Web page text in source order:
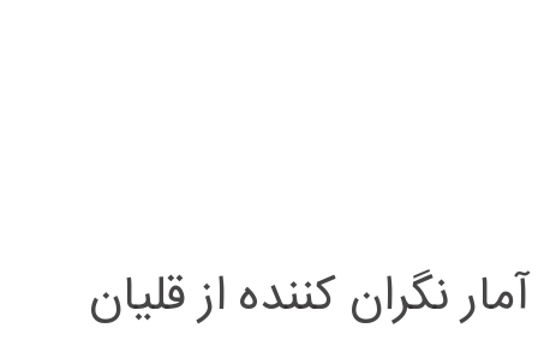
آمار نگران کننده از قلیان